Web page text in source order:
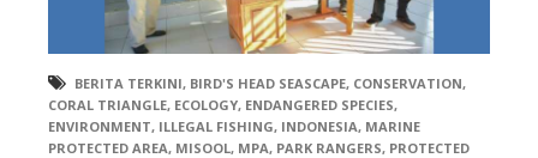
BERITA TERKINI, BIRD'S HEAD SEASCAPE, CONSERVATION,
CORAL TRIANGLE, ECOLOGY, ENDANGERED SPECIES,
ENVIRONMENT, ILLEGAL FISHING, INDONESIA, MARINE
PROTECTED AREA, MISOOL, MPA, PARK RANGERS, PROTECTED